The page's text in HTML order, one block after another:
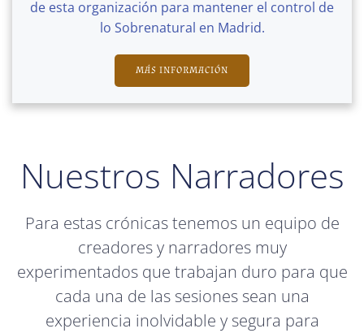
de esta organización para mantener el control de
lo Sobrenatural en Madrid.
MÁS INFORMACIÓN
Nuestros Narradores
Para estas crónicas tenemos un equipo de
creadores y narradores muy
experimentados que trabajan duro para que
cada una de las sesiones sean una
experiencia inolvidable y segura para